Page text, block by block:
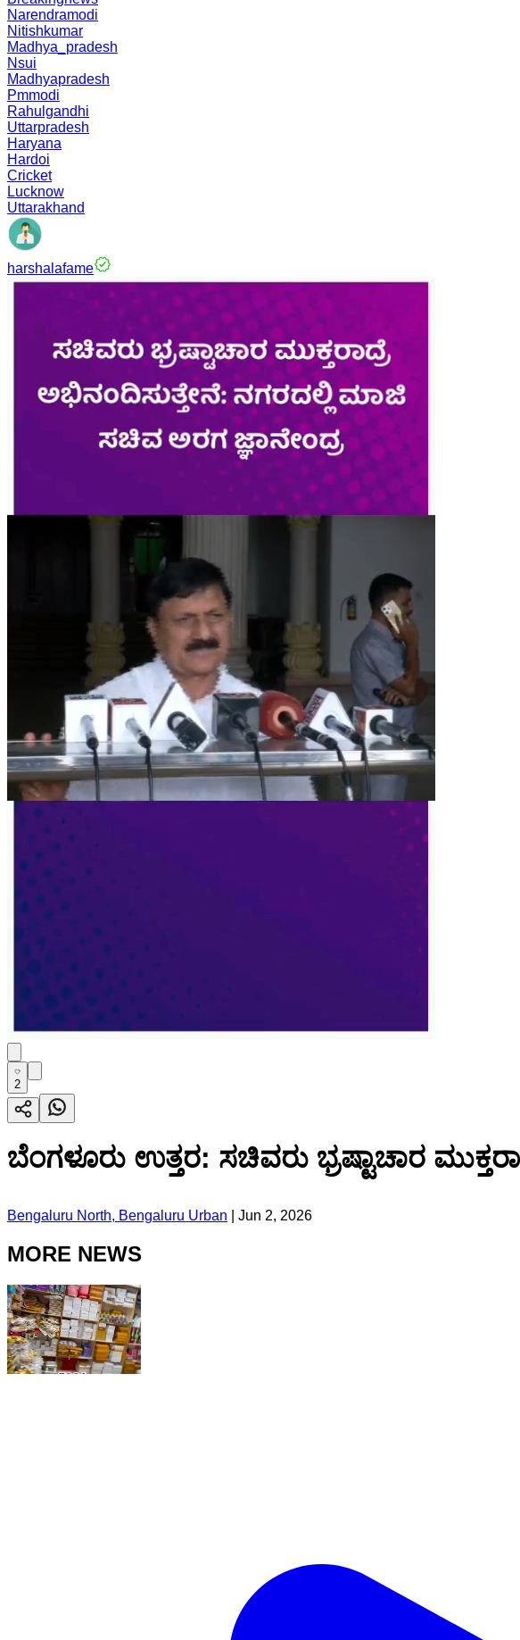
Narendramodi
Nitishkumar
Madhya_pradesh
Nsui
Madhyapradesh
Pmmodi
Rahulgandhi
Uttarpradesh
Haryana
Hardoi
Cricket
Lucknow
Uttarakhand
harshalafame
2
ಬೆಂಗಳೂರು ಉತ್ತರ: ಸಚಿವರು ಭ್ರಷ್ಟಾಚಾರ
Bengaluru North, Bengaluru Urban Jun 2, 2026
MORE NEWS